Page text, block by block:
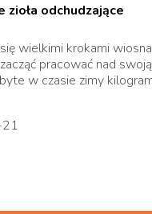
zioła odchudzające
wielkimi krokami
pracować nad
w czasie zimy